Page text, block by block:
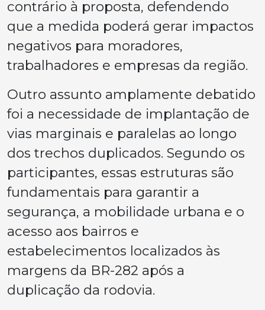
contrário à proposta, defendendo
que a medida poderá gerar impactos
negativos para moradores,
trabalhadores e empresas da região.
Outro assunto amplamente debatido
foi a necessidade de implantação de
vias marginais e paralelas ao longo
dos trechos duplicados. Segundo os
participantes, essas estruturas são
fundamentais para garantir a
segurança, a mobilidade urbana e o
acesso aos bairros e
estabelecimentos localizados às
margens da BR-282 após a
duplicação da rodovia.